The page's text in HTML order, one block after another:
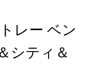
レー ベン
シティ＆